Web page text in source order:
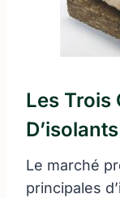
Les Trois
D’isolants
Le marché
principales